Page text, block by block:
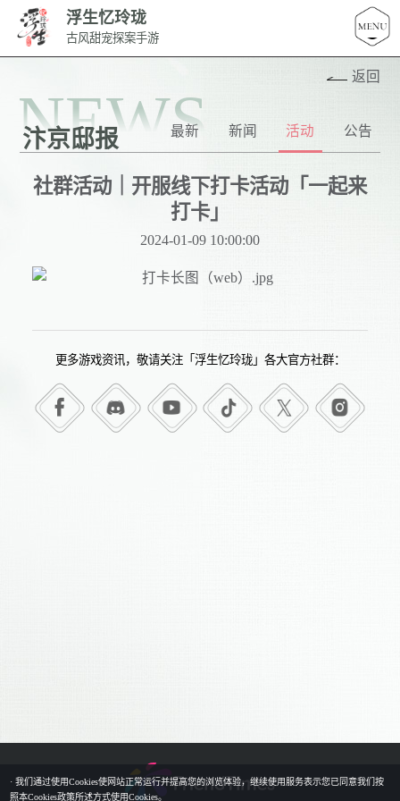
浮生忆玲珑
古风甜宠探案手游
NEWS
汴京邸报
返回
最新 新闻 活动 公告
社群活动｜开服线下打卡活动「一起来
打卡」
2024-01-09 10:00:00
更多游戏资讯，敬请关注「浮生忆玲珑」各大官方社群：
· 我们通过使用Cookies使网站正常运行并提高您的浏览体验，继续使用服务表示您已同意我们按
照本Cookies政策所述方式使用Cookies。